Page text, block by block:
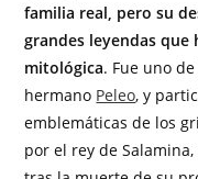
familia real, pero su
grandes leyendas
mitológica. Fue uno
hermano Peleo, y
emblemáticas de los
por el rey de